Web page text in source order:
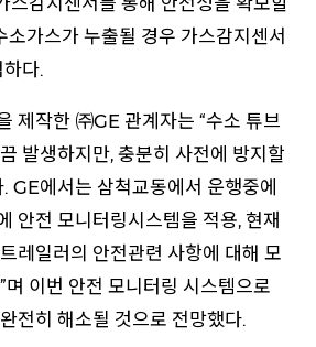
소가스가 누출될 경우 가스감지센서
다.
제작한 ㈜GE 관계자는 “수소 튜브
발생하지만, 충분히 사전에 방지할
GE에서는 삼척교동에서 운행중에
안전 모니터링시스템을 적용, 현재
레일러의 안전관련 사항에 대해 모
며 이번 안전 모니터링 시스템으로
전히 해소될 것으로 전망했다.